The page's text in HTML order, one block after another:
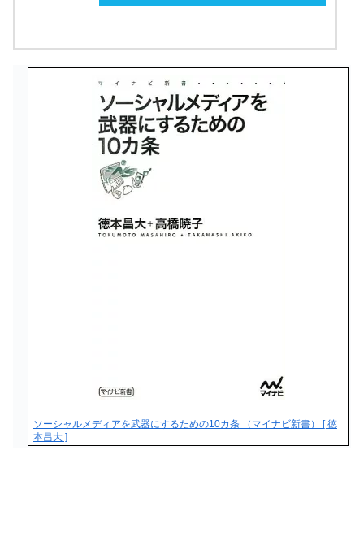
ソーシャルメディアを武器にするための10カ条 （マイナビ新書） [ 徳
本昌大 ]